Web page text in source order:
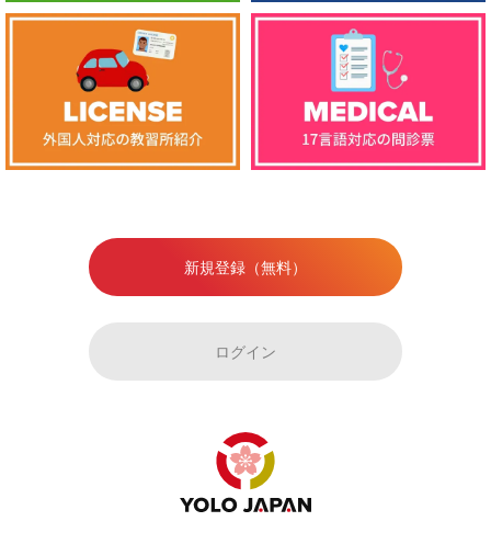
新規登録（無料）
ログイン